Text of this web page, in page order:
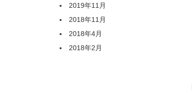
2019年11月
2018年11月
2018年4月
2018年2月